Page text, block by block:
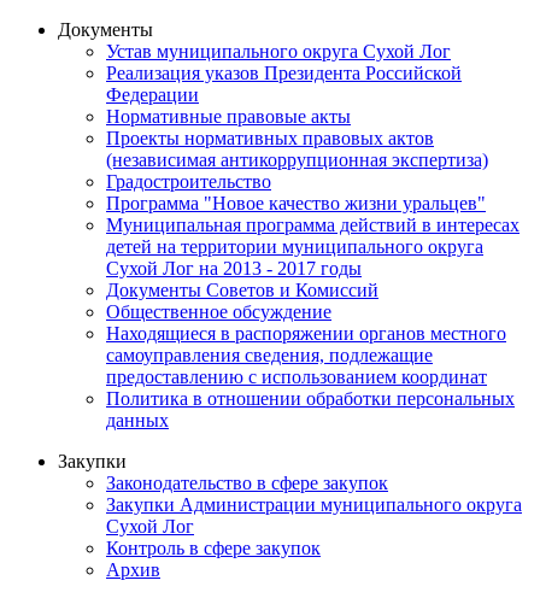
Документы
Устав муниципального округа Сухой Лог
Реализация указов Президента Российской
Федерации
Нормативные правовые акты
Проекты нормативных правовых актов
(независимая антикоррупционная экспертиза)
Градостроительство
Программа "Новое качество жизни уральцев"
Муниципальная программа действий в интересах
детей на территории муниципального округа
Сухой Лог на 2013 - 2017 годы
Документы Советов и Комиссий
Общественное обсуждение
Находящиеся в распоряжении органов местного
самоуправления сведения, подлежащие
предоставлению с использованием координат
Политика в отношении обработки персональных
данных
Закупки
Законодательство в сфере закупок
Закупки Администрации муниципального округа
Сухой Лог
Контроль в сфере закупок
Архив